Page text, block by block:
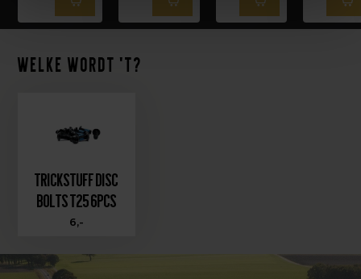
Welke wordt 't?
Trickstuff Disc
bolts T25 6pcs
6,-